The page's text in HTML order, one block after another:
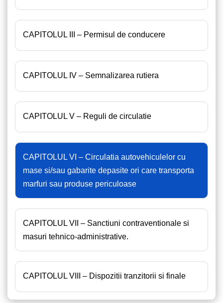
CAPITOLUL III – Permisul de conducere
CAPITOLUL IV – Semnalizarea rutiera
CAPITOLUL V – Reguli de circulatie
CAPITOLUL VI – Circulatia autovehiculelor cu
mase si/sau gabarite depasite ori care transporta
marfuri sau produse periculoase
CAPITOLUL VII – Sanctiuni contraventionale si
masuri tehnico-administrative.
CAPITOLUL VIII – Dispozitii tranzitorii si finale